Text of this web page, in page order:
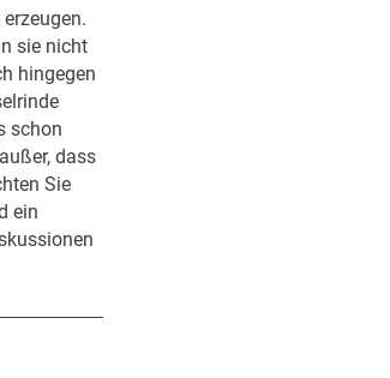
sie nicht
hingegen
schon
dass
Sie
ein